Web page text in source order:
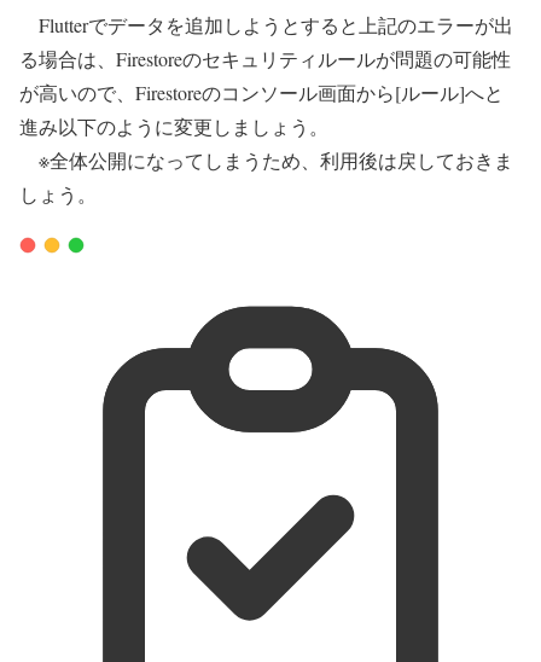
Flutterでデータを追加しようとすると上記のエラーが出
る場合は、Firestoreのセキュリティルールが問題の可能性
が高いので、Firestoreのコンソール画面から[ルール]へと
進み以下のように変更しましょう。
※全体公開になってしまうため、利用後は戻しておきま
しょう。